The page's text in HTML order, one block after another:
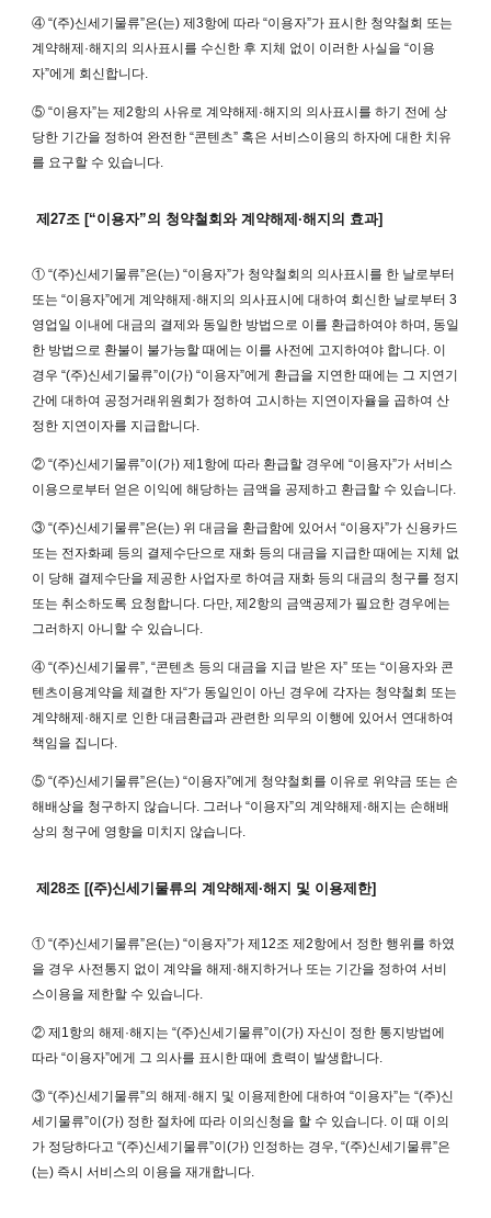
④ “(주)신세기물류”은(는) 제3항에 따라 “이용자”가 표시한 청약철회 또는
계약해제·해지의 의사표시를 수신한 후 지체 없이 이러한 사실을 “이용
자”에게 회신합니다.
⑤ “이용자”는 제2항의 사유로 계약해제·해지의 의사표시를 하기 전에 상
당한 기간을 정하여 완전한 “콘텐츠” 혹은 서비스이용의 하자에 대한 치유
를 요구할 수 있습니다.
제27조 [“이용자”의 청약철회와 계약해제·해지의 효과]
① “(주)신세기물류”은(는) “이용자”가 청약철회의 의사표시를 한 날로부터
또는 “이용자”에게 계약해제·해지의 의사표시에 대하여 회신한 날로부터 3
영업일 이내에 대금의 결제와 동일한 방법으로 이를 환급하여야 하며, 동일
한 방법으로 환불이 불가능할 때에는 이를 사전에 고지하여야 합니다. 이
경우 “(주)신세기물류”이(가) “이용자”에게 환급을 지연한 때에는 그 지연기
간에 대하여 공정거래위원회가 정하여 고시하는 지연이자율을 곱하여 산
정한 지연이자를 지급합니다.
② “(주)신세기물류”이(가) 제1항에 따라 환급할 경우에 “이용자”가 서비스
이용으로부터 얻은 이익에 해당하는 금액을 공제하고 환급할 수 있습니다.
③ “(주)신세기물류”은(는) 위 대금을 환급함에 있어서 “이용자”가 신용카드
또는 전자화폐 등의 결제수단으로 재화 등의 대금을 지급한 때에는 지체 없
이 당해 결제수단을 제공한 사업자로 하여금 재화 등의 대금의 청구를 정지
또는 취소하도록 요청합니다. 다만, 제2항의 금액공제가 필요한 경우에는
그러하지 아니할 수 있습니다.
④ “(주)신세기물류”, “콘텐츠 등의 대금을 지급 받은 자” 또는 “이용자와 콘
텐츠이용계약을 체결한 자“가 동일인이 아닌 경우에 각자는 청약철회 또는
계약해제·해지로 인한 대금환급과 관련한 의무의 이행에 있어서 연대하여
책임을 집니다.
⑤ “(주)신세기물류”은(는) “이용자”에게 청약철회를 이유로 위약금 또는 손
해배상을 청구하지 않습니다. 그러나 “이용자”의 계약해제·해지는 손해배
상의 청구에 영향을 미치지 않습니다.
제28조 [(주)신세기물류의 계약해제·해지 및 이용제한]
① “(주)신세기물류”은(는) “이용자”가 제12조 제2항에서 정한 행위를 하였
을 경우 사전통지 없이 계약을 해제·해지하거나 또는 기간을 정하여 서비
스이용을 제한할 수 있습니다.
② 제1항의 해제·해지는 “(주)신세기물류”이(가) 자신이 정한 통지방법에
따라 “이용자”에게 그 의사를 표시한 때에 효력이 발생합니다.
③ “(주)신세기물류”의 해제·해지 및 이용제한에 대하여 “이용자”는 “(주)신
세기물류”이(가) 정한 절차에 따라 이의신청을 할 수 있습니다. 이 때 이의
가 정당하다고 “(주)신세기물류”이(가) 인정하는 경우, “(주)신세기물류”은
(는) 즉시 서비스의 이용을 재개합니다.